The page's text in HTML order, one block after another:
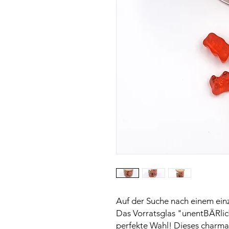
Auf der Suche nach einem
Das Vorratsglas
perfekte Wahl! Dieses